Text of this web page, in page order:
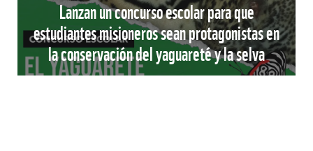
Lanzan un concurso escolar para que
estudiantes misioneros sean protagonistas en
la conservación del yaguareté y la selva